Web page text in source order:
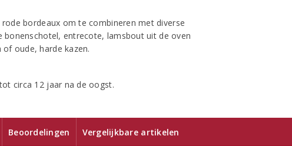
bordeaux om te combineren met diverse
bonenschotel, entrecote, lamsbout uit de oven
oude, harde kazen.
circa 12 jaar na de oogst.
Beoordelingen Vergelijkbare artikelen